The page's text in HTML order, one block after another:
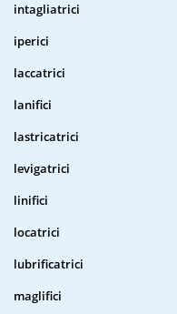
intagliatrici
iperici
laccatrici
lanifici
lastricatrici
levigatrici
linifici
locatrici
lubrificatrici
maglifici